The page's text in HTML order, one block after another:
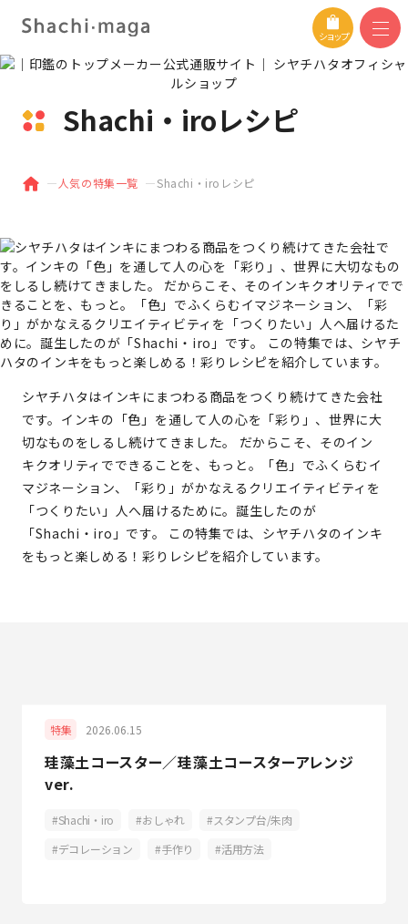
ショップ
Shachi・iroレシピ
人気の特集一覧 Shachi・iroレシピ
シヤチハタはインキにまつわる商品をつくり続けてきた会社
です。インキの「色」を通して人の心を「彩り」、世界に大
切なものをしるし続けてきました。 だからこそ、そのイン
キクオリティでできることを、もっと。「色」でふくらむイ
マジネーション、「彩り」がかなえるクリエイティビティを
「つくりたい」人へ届けるために。誕生したのが
「Shachi・iro」です。 この特集では、シヤチハタのインキ
をもっと楽しめる！彩りレシピを紹介しています。
特集 2026.06.15
珪藻土コースター／珪藻土コースターアレンジ
ver.
Shachi・iro おしゃれ
スタンプ台/朱肉
デコレーション
手作り 活用方法